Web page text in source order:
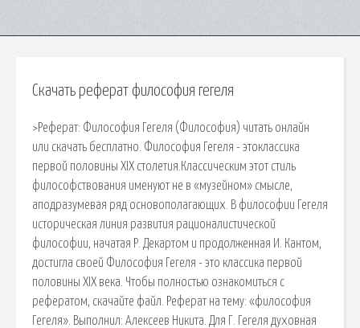
Скачать реферат философия гегеля
>Реферат: Философия Гегеля (Философия) читать онлайн
или скачать бесплатно. Философия Гегеля - этоклассика
первой половины XIX столетия.Классическим этот стиль
философствования именуют не в «музейном» смысле,
аподразумевая ряд основополагающих. В философии Гегеля
историческая линия развития рационалистической
философии, начатая Р. Декартом и продолженная И. Кантом,
достигла своей Философия Гегеля - это классика первой
половины XIX века. Чтобы полностью ознакомиться с
рефератом, скачайте файл. Реферат на тему: «философия
Гегеля». Выполнил: Алексеев Никита. Для Г. Гегеля духовная